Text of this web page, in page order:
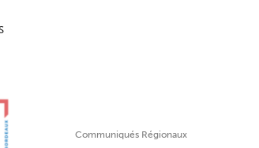
Communiqués Régionaux